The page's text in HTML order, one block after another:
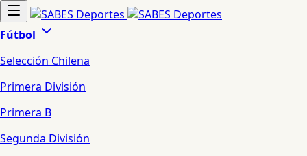
Fútbol
Selección Chilena
Primera División
Primera B
Segunda División